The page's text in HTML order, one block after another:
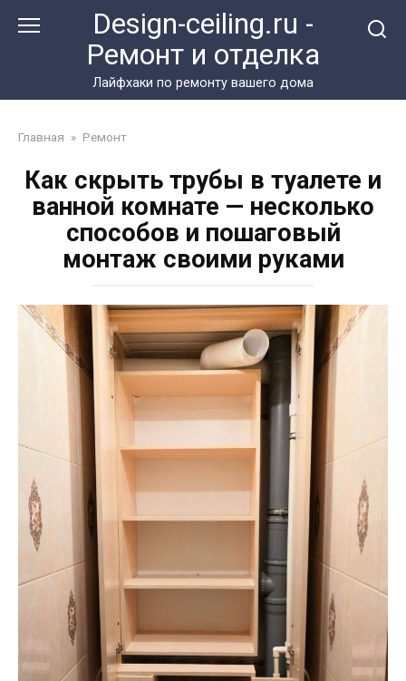
Design-ceiling.ru -
Ремонт и отделка
Лайфхаки по ремонту вашего дома
Главная » Ремонт
Как скрыть трубы в туалете и
ванной комнате — несколько
способов и пошаговый
монтаж своими руками